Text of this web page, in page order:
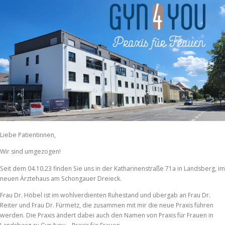
Verwalten von {vendor_count}-Lieferanten
Cookies akzeptieren Ablehnen
Einstellungen anzeigen
Einstellungen speichern
Einstellungen anzeigen
Cookie-Richtlinie
Datenschutz
Impressum
Zum
Inhalt
springen
Menü
Liebe Patientinnen,
Wir sind umgezogen!
Seit dem 04.10.23 finden Sie uns in der Katharinenstraße 71a in Landsberg, im
neuen Ärztehaus am Schongauer Dreieck.
Frau Dr. Höbel ist im wohlverdienten Ruhestand und übergab an Frau Dr.
Reiter und Frau Dr. Fürmetz, die zusammen mit mir die neue Praxis führen
werden. Die Praxis ändert dabei auch den Namen von Praxis für Frauen in